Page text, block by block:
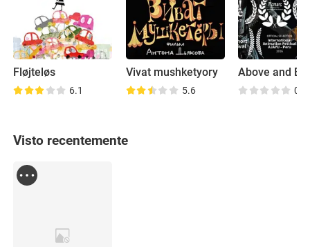
Fløjteløs
6.1
Vivat mushketyory
5.6
Above and
0.0
Visto recentemente